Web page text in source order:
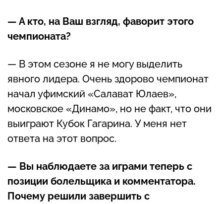
— А кто, на Ваш взгляд, фаворит этого
чемпионата?
— В этом сезоне я не могу выделить
явного лидера. Очень здорово чемпионат
начал уфимский «Салават Юлаев»,
московское «Динамо», но не факт, что они
выиграют Кубок Гагарина. У меня нет
ответа на этот вопрос.
— Вы наблюдаете за играми теперь с
позиции болельщика и комментатора.
Почему решили завершить с